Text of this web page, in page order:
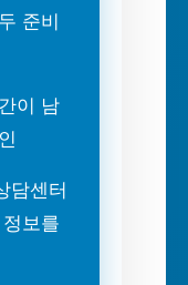
준비
이 남
담센터
보를